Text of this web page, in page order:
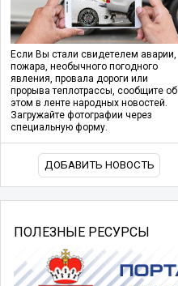
Если Вы стали свидетелем аварии,
пожара, необычного погодного
явления, провала дороги или
прорыва теплотрассы, сообщите об
этом в ленте народных новостей.
Загружайте фотографии через
специальную форму.
ДОБАВИТЬ НОВОСТЬ
ПОЛЕЗНЫЕ РЕСУРСЫ